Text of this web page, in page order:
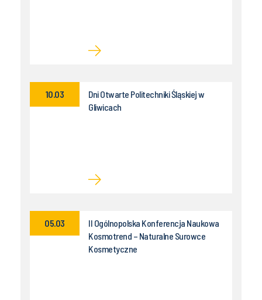
Dni Otwarte Politechniki Śląskiej w
Gliwicach
10.03
II Ogólnopolska Konferencja Naukowa
Kosmotrend – Naturalne Surowce
Kosmetyczne
05.03